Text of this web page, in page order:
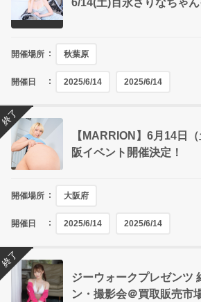
開催場所 秋葉原
開催日 2025/6/14 2025/6/14
【MARRION】6月14日
阪イベント開催決定！
開催場所 大阪府
開催日 2025/6/14 2025/6/14
終了
ジーウォークプレゼンツ
ン・撮影会＠買取販売市
終了